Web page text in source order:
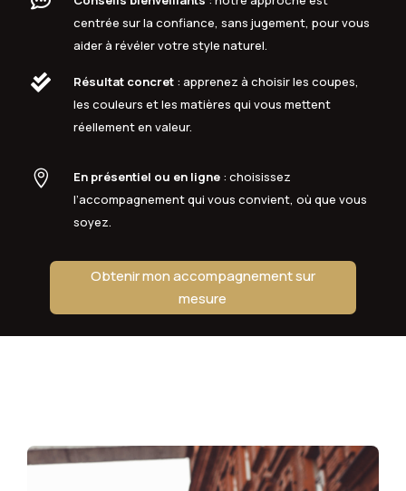
centrée sur la confiance, sans jugement, pour vous
aider à révéler votre style naturel.
 Résultat concret: apprenez à choisir les coupes,
les couleurs et les matières qui vous mettent
réellement en valeur.
 En présentiel ou en ligne: choisissez
l’accompagnement qui vous convient, où que vous
soyez.
Obtenir mon accompagnement sur
mesure